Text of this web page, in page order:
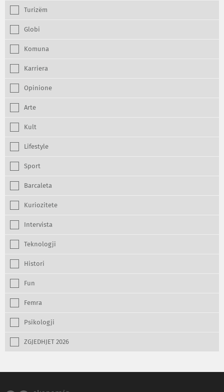
Turizëm
Globi
Komuna
Karriera
Opinione
Arte
Kult
Lifestyle
Sport
Barcaleta
Kuriozitete
Intervista
Teknologji
Histori
Fun
Femra
Psikologji
ZGJEDHJET 2026